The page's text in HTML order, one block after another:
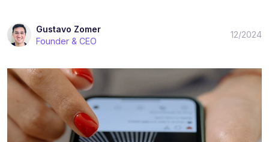
Gustavo Zomer
Founder & CEO
12/2024